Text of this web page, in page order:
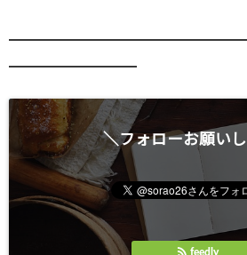
━━━━━━━━━
＼フォローお願い
feedly